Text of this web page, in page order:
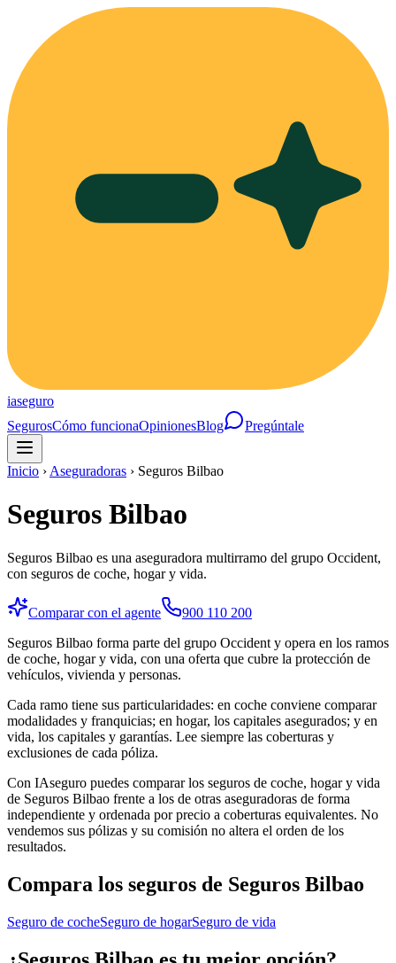
iaseguro
SegurosCómo funcionaOpinionesBlog Pregúntale
Inicio › Aseguradoras › Seguros Bilbao
Seguros Bilbao
Seguros Bilbao es una aseguradora multirramo del grupo Occident,
con seguros de coche, hogar y vida.
Comparar con el agente
900 110 200
Seguros Bilbao forma parte del grupo Occident y opera en los ramos
de coche, hogar y vida, con una oferta que cubre la protección de
vehículos, vivienda y personas.
Cada ramo tiene sus particularidades: en coche conviene comparar
modalidades y franquicias; en hogar, los capitales asegurados; y en
vida, los capitales y garantías. Lee siempre las coberturas y
exclusiones de cada póliza.
Con IAseguro puedes comparar los seguros de coche, hogar y vida
de Seguros Bilbao frente a los de otras aseguradoras de forma
independiente y ordenada por precio a coberturas equivalentes. No
vendemos sus pólizas y su comisión no altera el orden de los
resultados.
Compara los seguros de Seguros Bilbao
Seguro de cocheSeguro de hogarSeguro de vida